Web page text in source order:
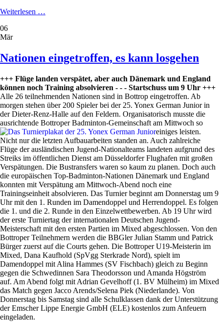
Weiterlesen …
Gast
06
Mär
Nationen eingetroffen, es kann losgehen
+++ Flüge landen verspätet, aber auch Dänemark und England
können noch Training absolvieren - - - Startschuss um 9 Uhr +++
Alle 26 teilnehmenden Nationen sind in Bottrop eingetroffen. Ab
morgen stehen über 200 Spieler bei der 25. Yonex German Junior in
der Dieter-Renz-Halle auf den Feldern. Organisatorisch musste die
ausrichtende Bottroper Badminton-Gemeinschaft am Mittwoch so
einiges leisten.
Nicht nur die letzten Aufbauarbeiten standen an. Auch zahlreiche
Flüge der ausländischen Jugend-Nationalteams landeten aufgrund des
Streiks im öffentlichen Dienst am Düsseldorfer Flughafen mit großen
Verspätungen. Die Bustransfers waren so kaum zu planen. Doch auch
die europäischen Top-Badminton-Nationen Dänemark und England
konnten mit Verspätung am Mittwoch-Abend noch eine
Trainingseinheit absolvieren. Das Turnier beginnt am Donnerstag um 9
Uhr mit den 1. Runden im Damendoppel und Herrendoppel. Es folgen
die 1. und die 2. Runde in den Einzelwettbewerben. Ab 19 Uhr wird
der erste Turniertag der internationalen Deutschen Jugend-
Meisterschaft mit den ersten Partien im Mixed abgeschlossen. Von den
Bottroper Teilnehmern werden die BBGler Julian Stamm und Patrick
Bürger zuerst auf die Courts gehen. Die Bottroper U19-Meisterin im
Mixed, Dana Kaufhold (SpVgg Sterkrade Nord), spielt im
Damendoppel mit Alina Hammes (SV Fischbach) gleich zu Beginn
gegen die Schwedinnen Sara Theodorsson und Amanda Högström
auf. Am Abend folgt mit Adrian Gevelhoff (1. BV Mülheim) im Mixed
das Match gegen Jacco Arends/Selena Piek (Niederlande). Von
Donnerstag bis Samstag sind alle Schulklassen dank der Unterstützung
der Emscher Lippe Energie GmbH (ELE) kostenlos zum Anfeuern
eingeladen.